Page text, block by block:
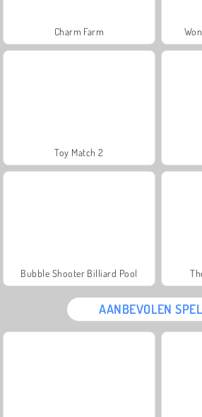
Charm Farm
Toy Match 2
Bubble Shooter Billiard Pool
AANBEVOLEN